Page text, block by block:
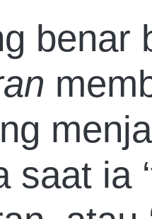
benar
saat ia